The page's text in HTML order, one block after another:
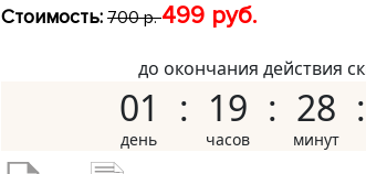
Стоимость: 700 р.499 руб.
до окончания действия
01 19 28